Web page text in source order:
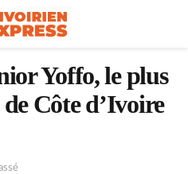
Yoffo, le plus
Côte d’Ivoire